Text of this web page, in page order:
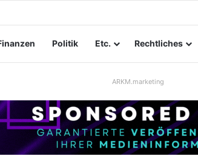
Politik Etc. Rechtliches
ARKM.marketing